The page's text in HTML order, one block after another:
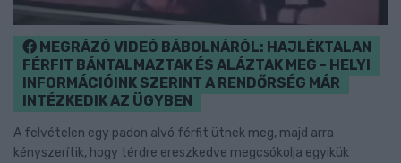
MEGRÁZÓ VIDEÓ BÁBOLNÁRÓL: HAJLÉKTALAN
FÉRFIT BÁNTALMAZTAK ÉS ALÁZTAK MEG - HELYI
INFORMÁCIÓINK SZERINT A RENDŐRSÉG MÁR
INTÉZKEDIK AZ ÜGYBEN
A felvételen egy padon alvó férfit ütnek meg, majd arra
kényszerítik, hogy térdre ereszkedve megcsókolja egyikük